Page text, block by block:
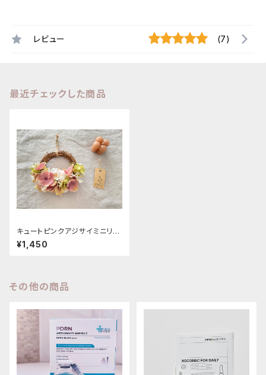
レビュー (7)
最近チェックした商品
キュートピンクアジサイミニリー
ス
¥1,450
その他の商品